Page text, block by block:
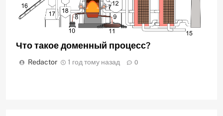
Что такое доменный процесс?
Redactor 1 год тому назад 0